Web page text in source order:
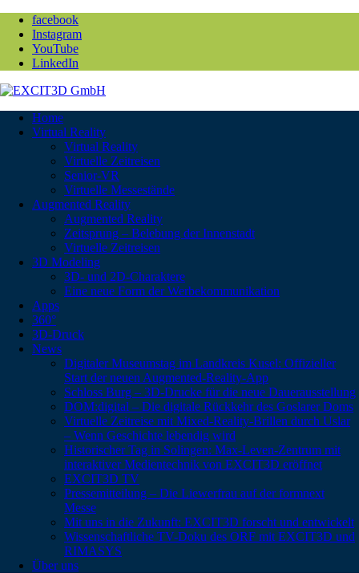
facebook
Instagram
YouTube
LinkedIn
Home
Virtual Reality
Virtual Reality
Virtuelle Zeitreisen
Senior-VR
Virtuelle Messestände
Augmented Reality
Augmented Reality
Zeitsprung – Belebung der Innenstadt
Virtuelle Zeitreisen
3D Modeling
3D- und 2D-Charaktere
Eine neue Form der Werbekommunikation
Apps
360°
3D-Druck
News
Digitaler Museumstag im Landkreis Kusel: Offizieller
Start der neuen Augmented-Reality-App
Schloss Burg – 3D-Drucke für die neue Dauerausstellung
DOM:digital – Die digitale Rückkehr des Goslarer Doms
Virtuelle Zeitreise mit Mixed-Reality-Brillen durch Uslar
– Wenn Geschichte lebendig wird
Historischer Tag in Solingen: Max-Leven-Zentrum mit
interaktiver Medientechnik von EXCIT3D eröffnet
EXCIT3D TV
Pressemitteilung – Die Liewerfrau auf der formnext
Messe
Mit uns in die Zukunft: EXCIT3D forscht und entwickelt
Wissenschaftliche TV-Doku des ORF mit EXCIT3D und
RIMASYS
Über uns